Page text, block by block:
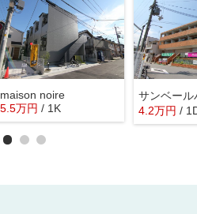
maison noire
5.5万円 / 1K
サンベール
4.2万円 /